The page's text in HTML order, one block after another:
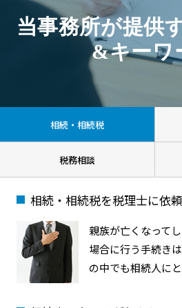
当事務所が提供
&キーワ
相続・相続税
税務相談
相続・相続税を税理士に依
親族が亡くなって
場合に行う手続き
の中でも相続人に